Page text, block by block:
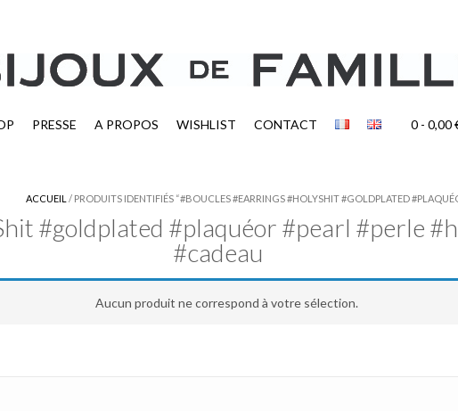
PRESSE A PROPOS WISHLIST CONTACT 0- 0,00
ACCUEIL / PRODUITS IDENTIFIÉS “#BOUCLES #EARRINGS #HOLYSHIT #GOLDPLATED
#goldplated #plaquéor #pearl #perle
#cadeau
Aucun produit ne correspond à votre sélection.